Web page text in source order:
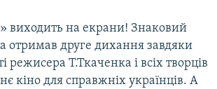
виходить на екрани! Знаковий
друге дихання завдяки
режисера Т.Ткаченка і всіх творців
кіно для справжніх українців. А